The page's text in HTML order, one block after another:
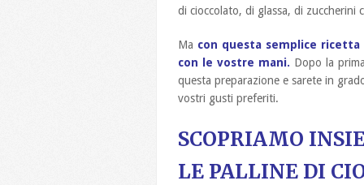
di cioccolato, di glassa, di
Ma con questa semplice
con le vostre mani. Dopo la
questa preparazione e sarete in
vostri gusti preferiti.
SCOPRIAMO
LE PALLINE DI